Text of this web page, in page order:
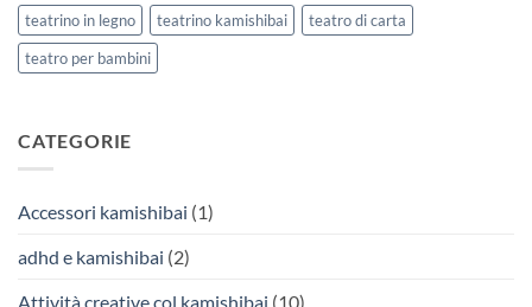
teatrino in legno
teatrino kamishibai
teatro di carta
teatro per bambini
CATEGORIE
Accessori kamishibai (1)
adhd e kamishibai (2)
Attività creative col kamishibai (10)